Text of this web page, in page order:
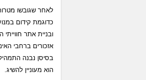
כדוגמת קידום
ובניית אתר
אזכורים ברחבי
בסיסן נבנה
הוא מעוניין להשיג.